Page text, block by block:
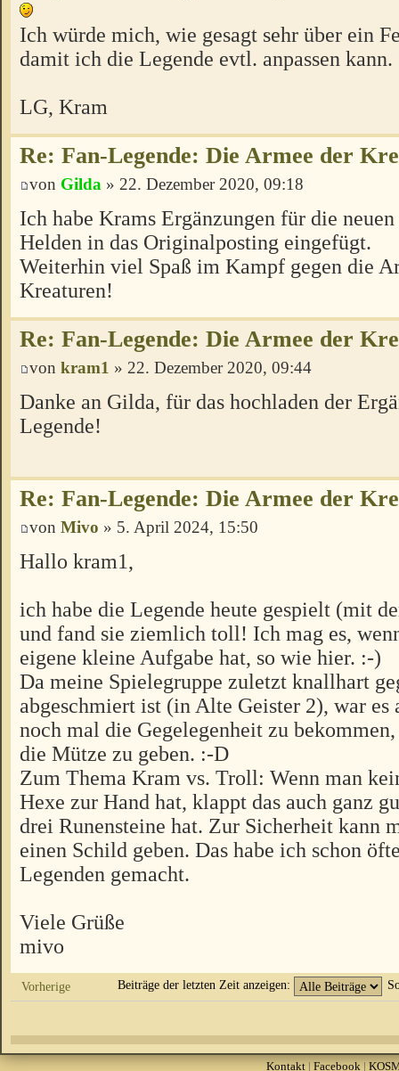
Ich würde mich, wie gesagt sehr über ein
damit ich die Legende evtl. anpassen kann.
LG, Kram
Re: Fan-Legende: Die Armee der
von Gilda » 22. Dezember 2020, 09:18
Ich habe Krams Ergänzungen für die
Helden in das Originalposting eingefügt.
Weiterhin viel Spaß im Kampf gegen die
Kreaturen!
Re: Fan-Legende: Die Armee der
von kram1 » 22. Dezember 2020, 09:44
Danke an Gilda, für das hochladen der
Legende!
Re: Fan-Legende: Die Armee der
von Mivo » 5. April 2024, 15:50
Hallo kram1,
ich habe die Legende heute gespielt (mit
und fand sie ziemlich toll! Ich mag es,
eigene kleine Aufgabe hat, so wie hier. :-)
Da meine Spielegruppe zuletzt knallhart
abgeschmiert ist (in Alte Geister 2), war es
noch mal die Gegelegenheit zu
die Mütze zu geben. :-D
Zum Thema Kram vs. Troll: Wenn man
Hexe zur Hand hat, klappt das auch ganz
drei Runensteine hat. Zur Sicherheit kann
einen Schild geben. Das habe ich schon
Legenden gemacht.
Viele Grüße
mivo
Vorherige Beiträge der letzten Zeit anzeigen:
Kontakt| Facebook |